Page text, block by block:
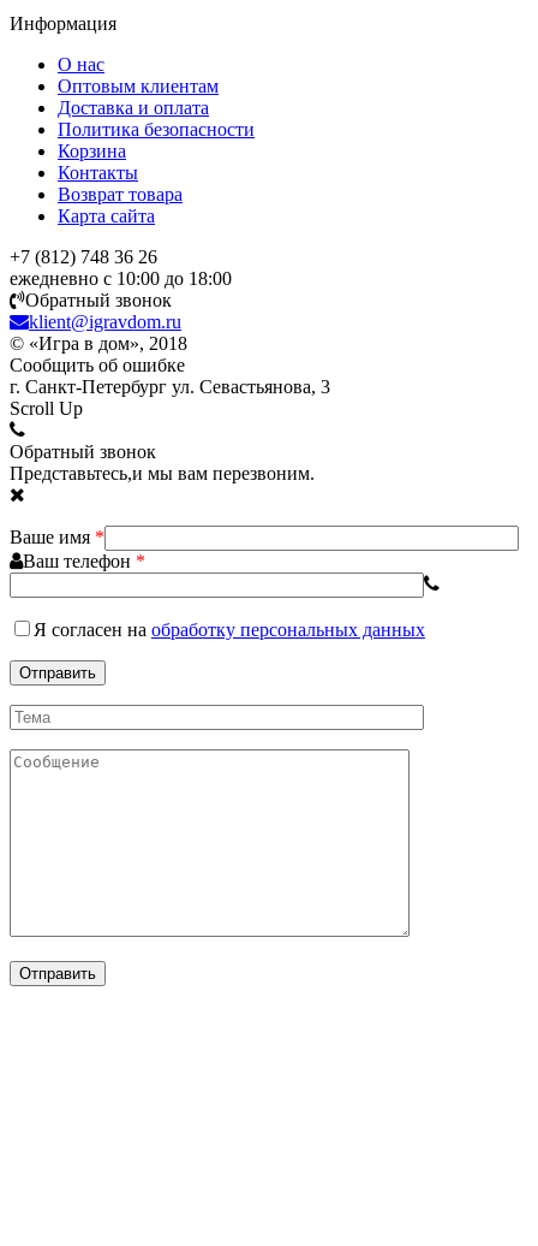
Информация
О нас
Оптовым клиентам
Доставка и оплата
Политика безопасности
Корзина
Контакты
Возврат товара
Карта сайта
+7 (812) 748 36 26
ежедневно с 10:00 до 18:00
Обратный звонок
klient@igravdom.ru
© «Игра в дом», 2018
Сообщить об ошибке
г. Санкт-Петербург ул. Севастьянова, 3
Scroll Up
Обратный звонок
Представьтесь,и мы вам перезвоним.
Ваше имя *
Ваш телефон *
Я согласен на обработку персональных данных